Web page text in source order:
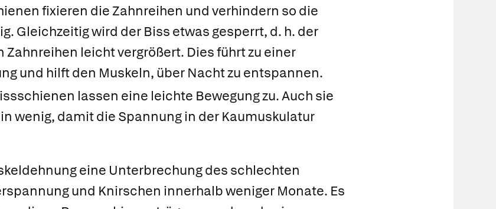
fixieren die Zahnreihen und verhindern so die
Gleichzeitig wird der Biss etwas gesperrt, d. h. der
leicht vergrößert. Dies führt zu einer
und hilft den Muskeln, über Nacht zu entspannen.
lassen eine leichte Bewegung zu. Auch sie
wenig, damit die Spannung in der Kaumuskulatur
eine Unterbrechung des schlechten
und Knirschen innerhalb weniger Monate. Es